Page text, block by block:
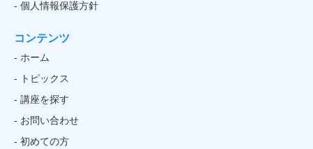
- 個人情報保護方針
コンテンツ
- ホーム
- トピックス
- 講座を探す
- お問い合わせ
- 初めての方